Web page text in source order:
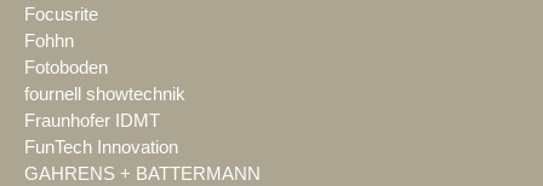
Focusrite
Fohhn
Fotoboden
fournell showtechnik
Fraunhofer IDMT
FunTech Innovation
GAHRENS + BATTERMANN